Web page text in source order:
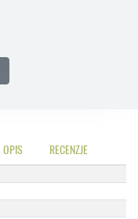
OPIS RECENZJE